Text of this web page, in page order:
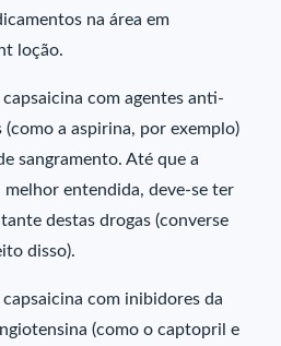
na área em
loção.
com agentes anti-
a aspirina, por exemplo)
sangramento. Até que a
entendida, deve-se ter
destas drogas (converse
disso).
com inibidores da
(como o captopril e